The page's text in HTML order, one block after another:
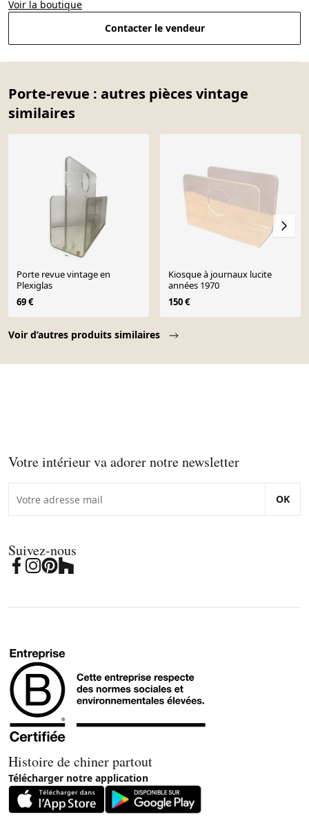
Voir la boutique
Contacter le vendeur
Porte-revue : autres pièces vintage
similaires
Voir d’autres produits similaires
Porte revue vintage en
Plexiglas
69 €
Kiosque à journaux lucite
années 1970
150 €
Votre intérieur va adorer notre newsletter
OK
Suivez-nous
Histoire de chiner partout
Télécharger notre application